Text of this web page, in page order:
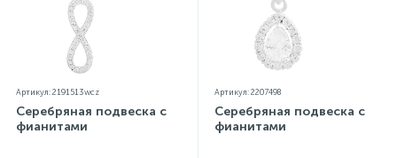
Артикул: 2191513wcz
Серебряная подвеска с
фианитами
Артикул: 2207498
Серебряная подвеска с
фианитами